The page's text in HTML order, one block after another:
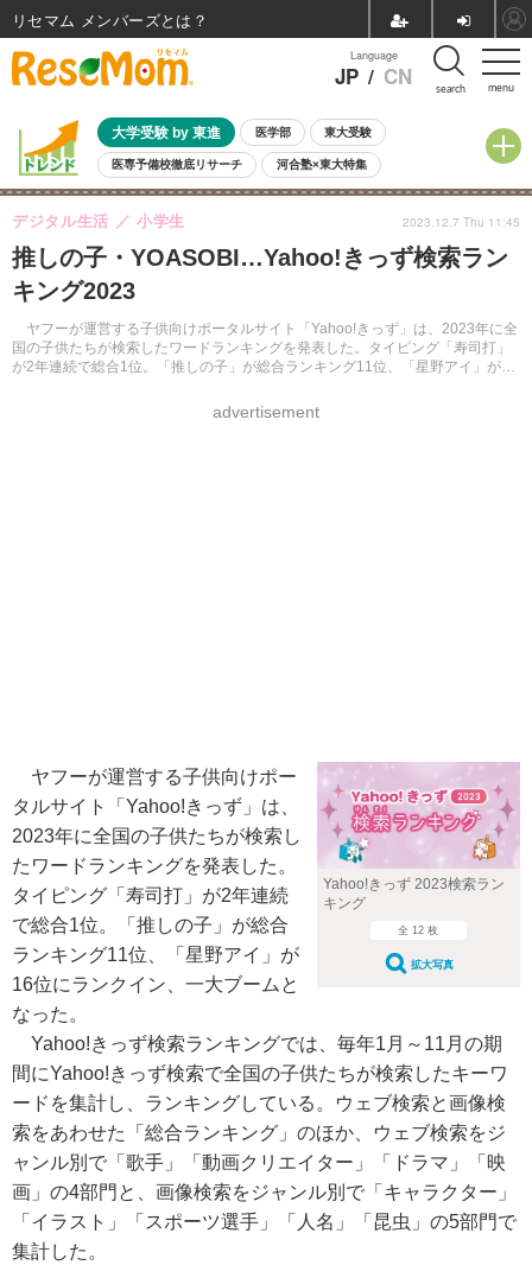
menu
Language
JP / CN search
大学受験 by 東進 医学部 東大受験
医専予備校徹底リサーチ 河合塾×東大特集
親子で考える大学選び 高校受験 中学受験 小学校受験
共通テスト 夏休み
8月開催イベント・WS 全国公立高校 過去問 人気記事
自由研究教材（小学生向け）
推しの子・YOASOBI…Yahoo!きっず検索ラン
キング2023
ヤフーが運営する子供向けポータルサイト「Yahoo!きっず」は、2023年に全
国の子供たちが検索したワードランキングを発表した。タイピング「寿司打」
が2年連続で総合1位。「推しの子」が総合ランキング11位、「星野アイ」が16
デジタル生活 小学生
advertisement
2023.12.7 Thu 11:45
Yahoo!きっず 2023検索ラン
キング
全 12 枚
拡大写真
ヤフーが運営する子供向けポー
タルサイト「Yahoo!きっず」は、
2023年に全国の子供たちが検索し
たワードランキングを発表した。
タイピング「寿司打」が2年連続
で総合1位。「推しの子」が総合
ランキング11位、「星野アイ」が
16位にランクイン、一大ブームと
なった。
Yahoo!きっず検索ランキングでは、毎年1月～11月の期
間にYahoo!きっず検索で全国の子供たちが検索したキーワ
ードを集計し、ランキングしている。ウェブ検索と画像検
索をあわせた「総合ランキング」のほか、ウェブ検索をジ
ャンル別で「歌手」「動画クリエイター」「ドラマ」「映
画」の4部門と、画像検索をジャンル別で「キャラクター」
「イラスト」「スポーツ選手」「人名」「昆虫」の5部門で
集計した。
リセマム メンバーズ